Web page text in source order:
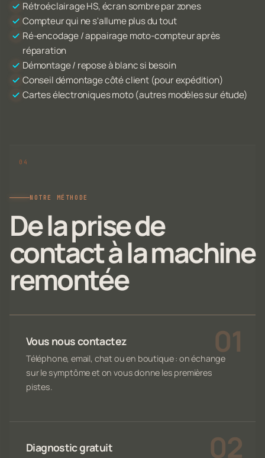
Rétroéclairage HS, écran sombre par zones
Compteur qui ne s'allume plus du tout
Ré-encodage / appairage moto-compteur après
réparation
Démontage / repose à blanc si besoin
Conseil démontage côté client (pour expédition)
Cartes électroniques moto (autres modèles sur étude)
NOTRE MÉTHODE
De la prise de
contact à la machine
remontée
Vous nous contactez
Téléphone, email, chat ou en boutique : on échange
sur le symptôme et on vous donne les premières
pistes.
Diagnostic gratuit